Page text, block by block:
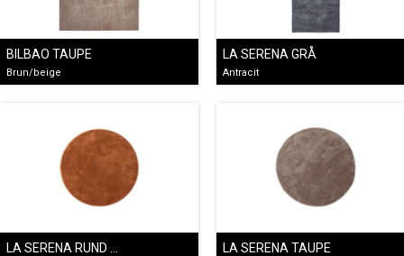
BILBAO TAUPE
Brun/beige
LA SERENA GRÅ
Antracit
LA SERENA TAUPE